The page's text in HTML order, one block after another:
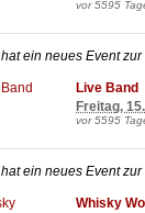
vor 5595
hat ein neues Event zur
Live Band
Freitag,
vor 5595
hat ein neues Event zur
Whisky